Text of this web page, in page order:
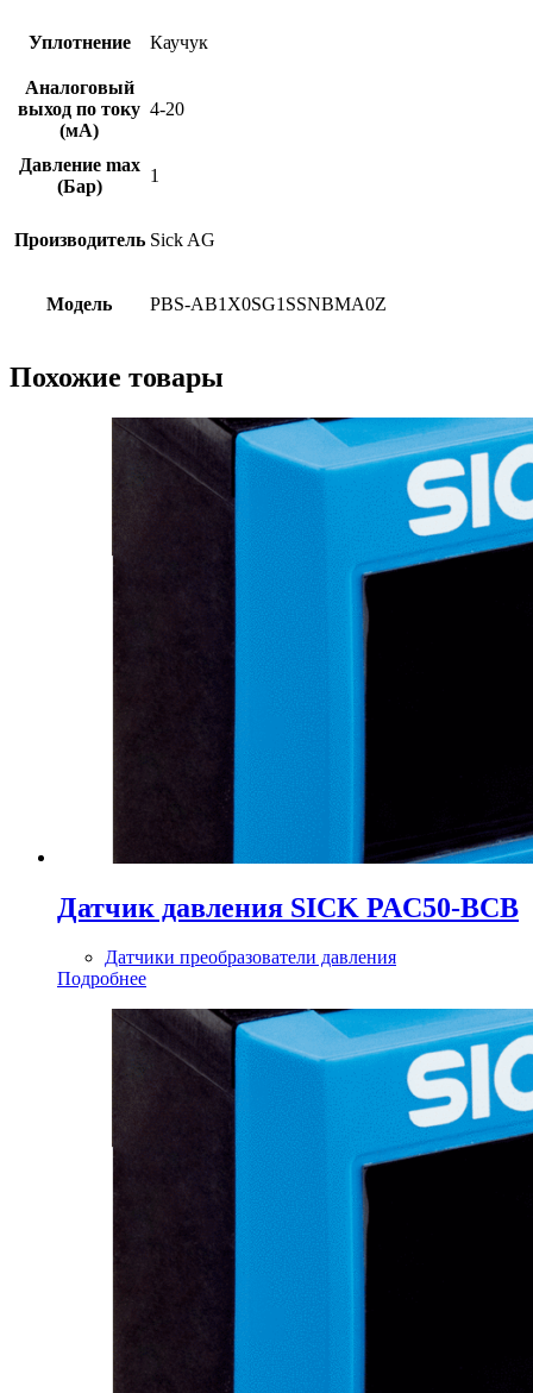
Уплотнение Каучук
Аналоговый
выход по току
(мА)
4-20
Давление max
(Бар)
1
Производитель Sick AG
Модель PBS-AB1X0SG1SSNBMA0Z
Похожие товары
Датчик давления SICK PAC50-BCB
Датчики преобразователи давления
Подробнее